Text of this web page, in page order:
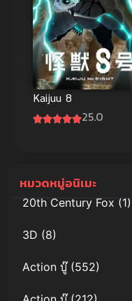
Kaijuu 8
25.0
หมวดหมู่อนิเมะ
20th Century Fox(1)
3D (8)
Action บู๊(552)